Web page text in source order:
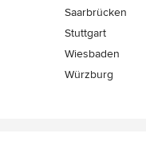
Saarbrücken
Stuttgart
Wiesbaden
Würzburg